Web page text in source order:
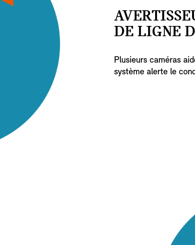
DE LIGNE
Plusieurs caméras
système alerte le